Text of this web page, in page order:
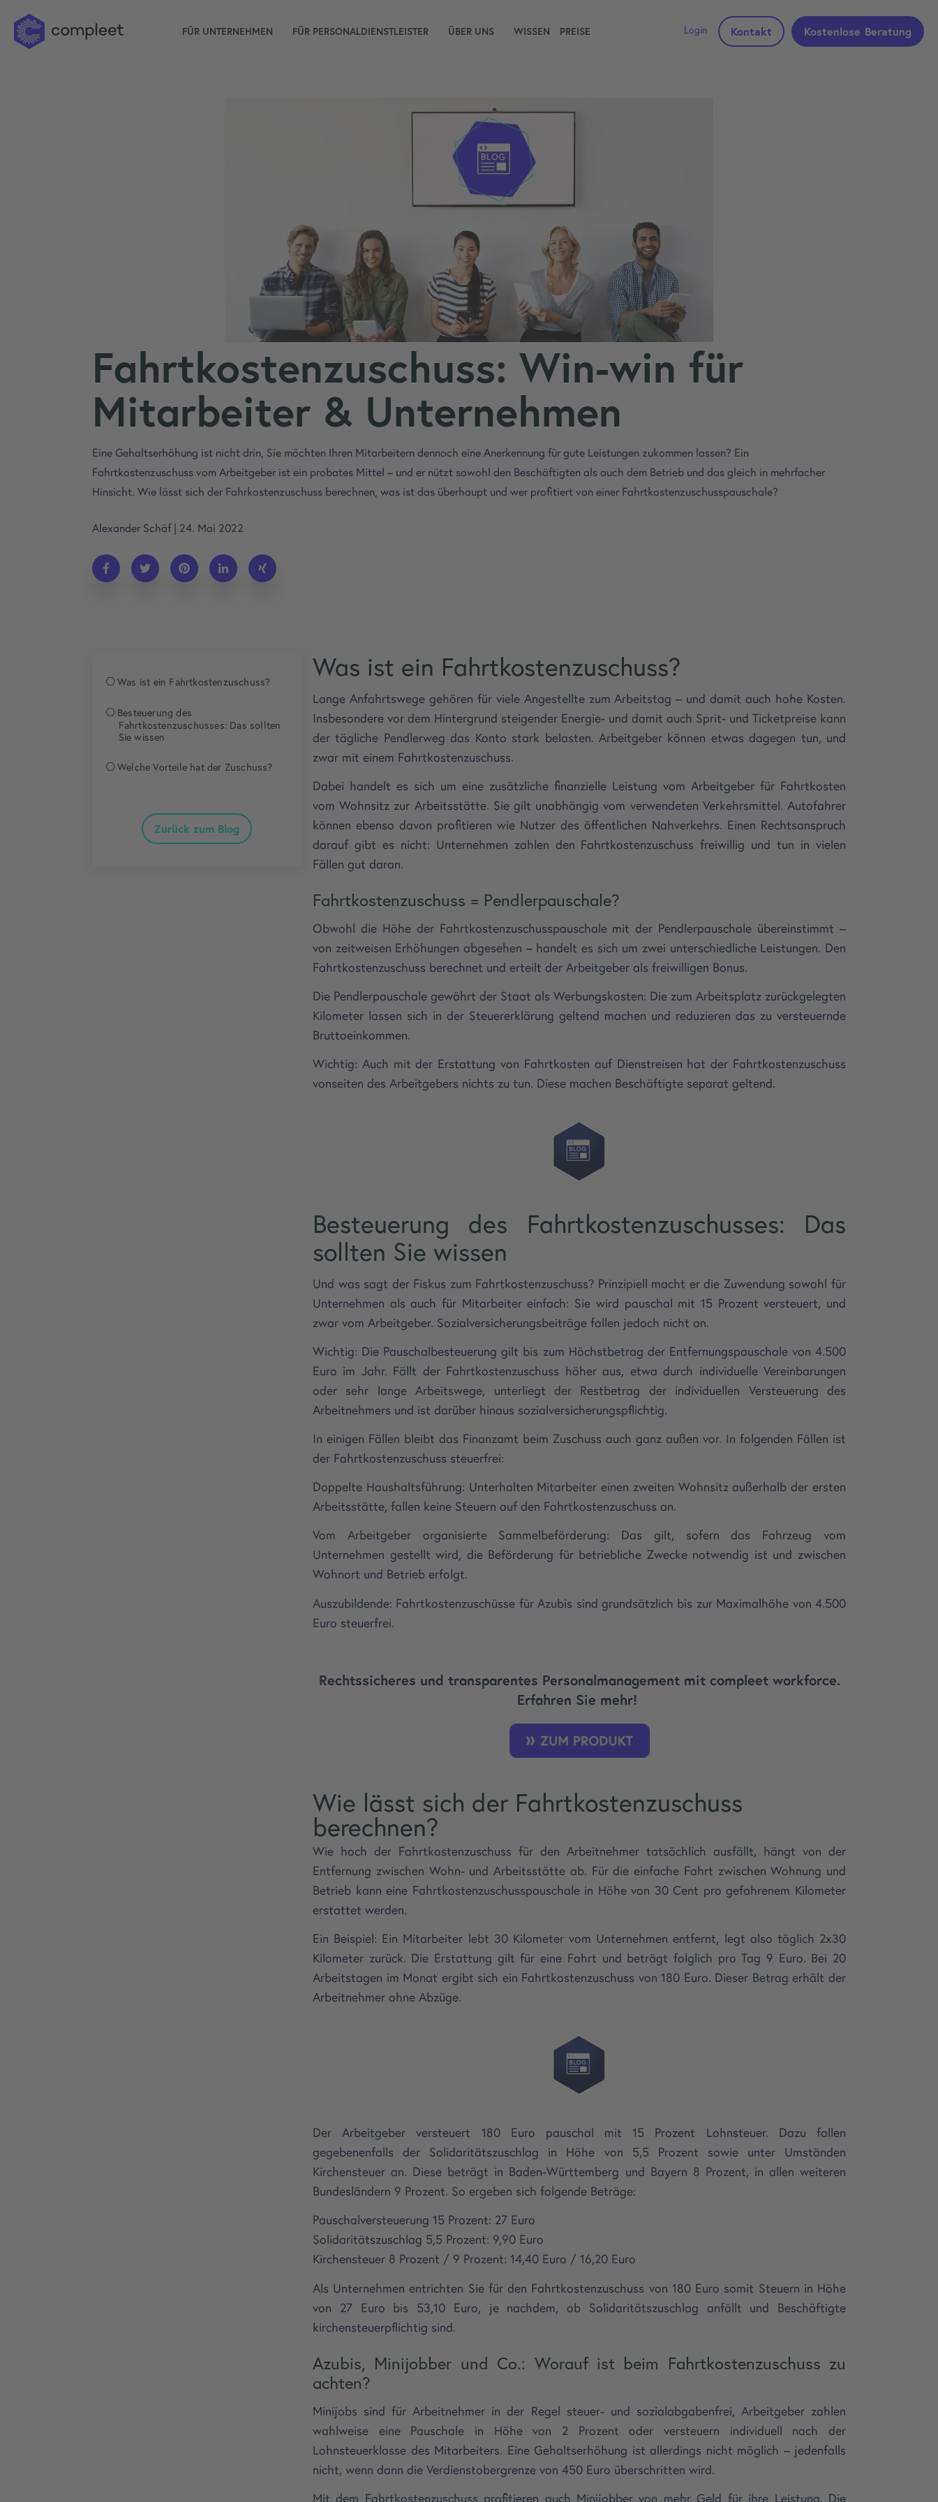
FÜR UNTERNEHMEN FÜR PERSONALDIENSTLEISTER ÜBER UNS WISSEN PREISE Login Kontakt Kostenlose Beratung
Fahrtkostenzuschuss: Win-win für
Mitarbeiter & Unternehmen
Eine Gehaltserhöhung ist nicht drin, Sie möchten Ihren Mitarbeitern dennoch eine Anerkennung für gute Leistungen zukommen lassen? Ein
Fahrtkostenzuschuss vom Arbeitgeber ist ein probates Mittel – und er nützt sowohl den Beschäftigten als auch dem Betrieb und das gleich in mehrfacher
Hinsicht. Wie lässt sich der Fahrkostenzuschuss berechnen, was ist das überhaupt und wer profitiert von einer Fahrtkostenzuschusspauschale?
Alexander Schäf | 24. Mai 2022
Was ist ein Fahrtkostenzuschuss?
Besteuerung des
Fahrtkostenzuschusses: Das sollten
Sie wissen
Welche Vorteile hat der Zuschuss?
Zurück zum Blog
Was ist ein Fahrtkostenzuschuss?
Lange Anfahrtswege gehören für viele Angestellte zum Arbeitstag – und damit auch hohe Kosten.
Insbesondere vor dem Hintergrund steigender Energie- und damit auch Sprit- und Ticketpreise kann
der tägliche Pendlerweg das Konto stark belasten. Arbeitgeber können etwas dagegen tun, und
zwar mit einem Fahrtkostenzuschuss.
Dabei handelt es sich um eine zusätzliche finanzielle Leistung vom Arbeitgeber für Fahrtkosten
vom Wohnsitz zur Arbeitsstätte. Sie gilt unabhängig vom verwendeten Verkehrsmittel. Autofahrer
können ebenso davon profitieren wie Nutzer des öffentlichen Nahverkehrs. Einen Rechtsanspruch
darauf gibt es nicht: Unternehmen zahlen den Fahrtkostenzuschuss freiwillig und tun in vielen
Fällen gut daran.
Fahrtkostenzuschuss = Pendlerpauschale?
Obwohl die Höhe der Fahrtkostenzuschusspauschale mit der Pendlerpauschale übereinstimmt –
von zeitweisen Erhöhungen abgesehen – handelt es sich um zwei unterschiedliche Leistungen. Den
Fahrtkostenzuschuss berechnet und erteilt der Arbeitgeber als freiwilligen Bonus.
Die Pendlerpauschale gewährt der Staat als Werbungskosten: Die zum Arbeitsplatz zurückgelegten
Kilometer lassen sich in der Steuererklärung geltend machen und reduzieren das zu versteuernde
Bruttoeinkommen.
Wichtig: Auch mit der Erstattung von Fahrtkosten auf Dienstreisen hat der Fahrtkostenzuschuss
vonseiten des Arbeitgebers nichts zu tun. Diese machen Beschäftigte separat geltend.
Besteuerung des Fahrtkostenzuschusses: Das
sollten Sie wissen
Und was sagt der Fiskus zum Fahrtkostenzuschuss? Prinzipiell macht er die Zuwendung sowohl für
Unternehmen als auch für Mitarbeiter einfach: Sie wird pauschal mit 15 Prozent versteuert, und
zwar vom Arbeitgeber. Sozialversicherungsbeiträge fallen jedoch nicht an.
Wichtig: Die Pauschalbesteuerung gilt bis zum Höchstbetrag der Entfernungspauschale von 4.500
Euro im Jahr. Fällt der Fahrtkostenzuschuss höher aus, etwa durch individuelle Vereinbarungen
oder sehr lange Arbeitswege, unterliegt der Restbetrag der individuellen Versteuerung des
Arbeitnehmers und ist darüber hinaus sozialversicherungspflichtig.
In einigen Fällen bleibt das Finanzamt beim Zuschuss auch ganz außen vor. In folgenden Fällen ist
der Fahrtkostenzuschuss steuerfrei:
Doppelte Haushaltsführung: Unterhalten Mitarbeiter einen zweiten Wohnsitz außerhalb der ersten
Arbeitsstätte, fallen keine Steuern auf den Fahrtkostenzuschuss an.
Vom Arbeitgeber organisierte Sammelbeförderung: Das gilt, sofern das Fahrzeug vom
Unternehmen gestellt wird, die Beförderung für betriebliche Zwecke notwendig ist und zwischen
Wohnort und Betrieb erfolgt.
Auszubildende: Fahrtkostenzuschüsse für Azubis sind grundsätzlich bis zur Maximalhöhe von 4.500
Euro steuerfrei.
Rechtssicheres und transparentes Personalmanagement mit compleet workforce.
Erfahren Sie mehr!
Wie lässt sich der Fahrtkostenzuschuss
berechnen?
Wie hoch der Fahrtkostenzuschuss für den Arbeitnehmer tatsächlich ausfällt, hängt von der
Entfernung zwischen Wohn- und Arbeitsstätte ab. Für die einfache Fahrt zwischen Wohnung und
Betrieb kann eine Fahrtkostenzuschusspauschale in Höhe von 30 Cent pro gefahrenem Kilometer
erstattet werden.
Ein Beispiel: Ein Mitarbeiter lebt 30 Kilometer vom Unternehmen entfernt, legt also täglich 2x30
Kilometer zurück. Die Erstattung gilt für eine Fahrt und beträgt folglich pro Tag 9 Euro. Bei 20
Arbeitstagen im Monat ergibt sich ein Fahrtkostenzuschuss von 180 Euro. Dieser Betrag erhält der
Arbeitnehmer ohne Abzüge.
Der Arbeitgeber versteuert 180 Euro pauschal mit 15 Prozent Lohnsteuer. Dazu fallen
gegebenenfalls der Solidaritätszuschlag in Höhe von 5,5 Prozent sowie unter Umständen
Kirchensteuer an. Diese beträgt in Baden-Württemberg und Bayern 8 Prozent, in allen weiteren
Bundesländern 9 Prozent. So ergeben sich folgende Beträge:
Pauschalversteuerung 15 Prozent: 27 Euro
Solidaritätszuschlag 5,5 Prozent: 9,90 Euro
Kirchensteuer 8 Prozent / 9 Prozent: 14,40 Euro / 16,20 Euro
Als Unternehmen entrichten Sie für den Fahrtkostenzuschuss von 180 Euro somit Steuern in Höhe
von 27 Euro bis 53,10 Euro, je nachdem, ob Solidaritätszuschlag anfällt und Beschäftigte
kirchensteuerpflichtig sind.
Azubis, Minijobber und Co.: Worauf ist beim Fahrtkostenzuschuss zu
achten?
Minijobs sind für Arbeitnehmer in der Regel steuer- und sozialabgabenfrei, Arbeitgeber zahlen
wahlweise eine Pauschale in Höhe von 2 Prozent oder versteuern individuell nach der
Lohnsteuerklasse des Mitarbeiters. Eine Gehaltserhöhung ist allerdings nicht möglich – jedenfalls
nicht, wenn dann die Verdienstobergrenze von 450 Euro überschritten wird.
Mit dem Fahrtkostenzuschuss profitieren auch Minijobber von mehr Geld für ihre Leistung. Die